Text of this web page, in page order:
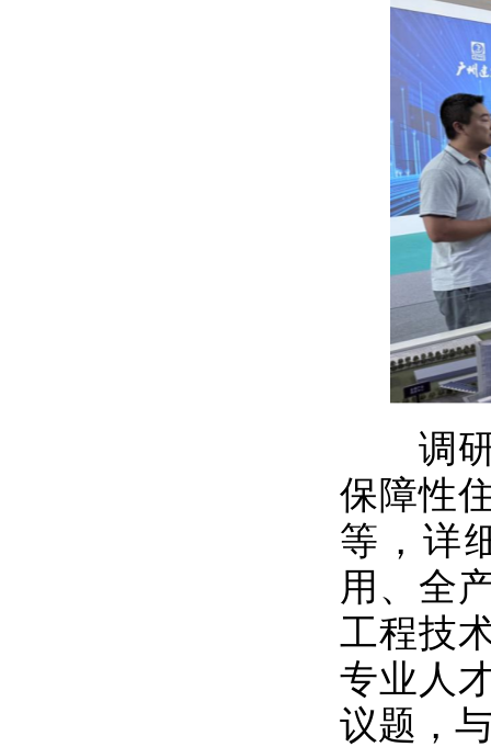
调研
保障性
等，详
用、全
工程技
专业人
议题，